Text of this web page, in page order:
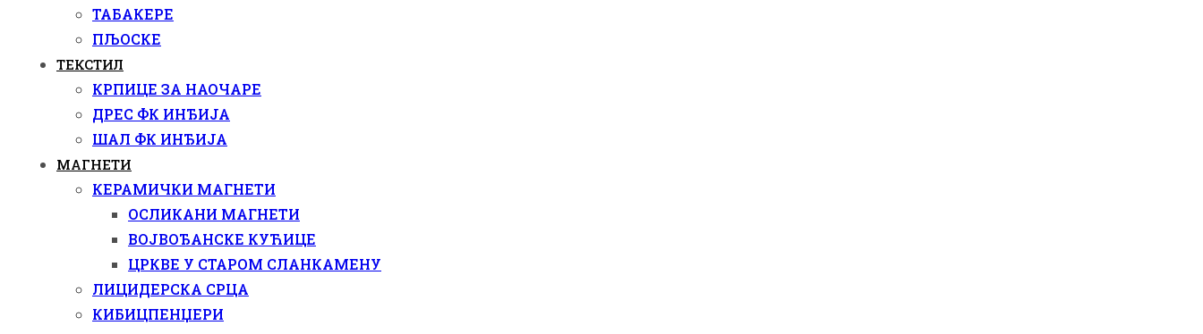
ТАБАКЕРЕ
ПЉОСКЕ
ТЕКСТИЛ
КРПИЦЕ ЗА НАОЧАРЕ
ДРЕС ФК ИНЂИЈА
ШАЛ ФК ИНЂИЈА
МАГНЕТИ
КЕРАМИЧКИ МАГНЕТИ
ОСЛИКАНИ МАГНЕТИ
ВОЈВОЂАНСКЕ КУЋИЦЕ
ЦРКВЕ У СТАРОМ СЛАНКАМЕНУ
ЛИЦИДЕРСКА СРЦА
КИБИЦПЕНЏЕРИ